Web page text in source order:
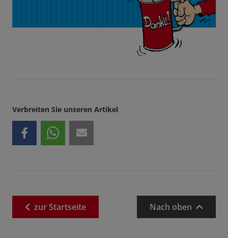
Verbreiten Sie unseren Artikel
zurStartseite Nach oben